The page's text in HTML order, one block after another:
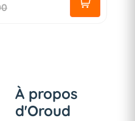
À propos
d'Oroud